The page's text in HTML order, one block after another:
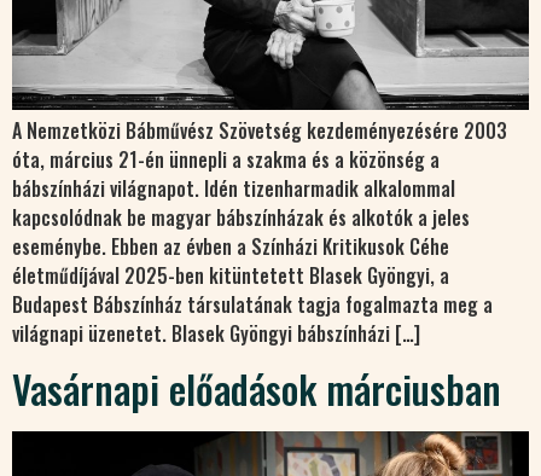
A Nemzetközi Bábművész Szövetség kezdeményezésére 2003
óta, március 21-én ünnepli a szakma és a közönség a
bábszínházi világnapot. Idén tizenharmadik alkalommal
kapcsolódnak be magyar bábszínházak és alkotók a jeles
eseménybe. Ebben az évben a Színházi Kritikusok Céhe
életműdíjával 2025-ben kitüntetett Blasek Gyöngyi, a
Budapest Bábszínház társulatának tagja fogalmazta meg a
világnapi üzenetet. Blasek Gyöngyi bábszínházi […]
Vasárnapi előadások márciusban